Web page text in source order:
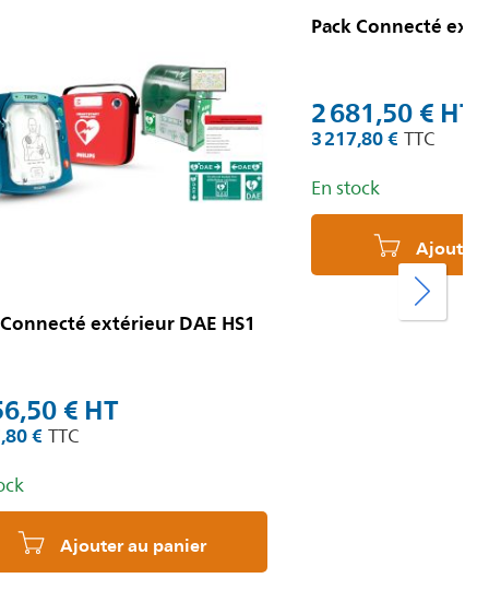
€
€
extérieur DAE HS1
Ajouter au panier
2 681,50 €
3 217,80 €
Pack Connecté
En stock
Ajouter